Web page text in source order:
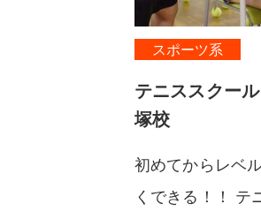
スポーツ系
テニススクー
塚校
初めてからレベ
くできる！！ テ